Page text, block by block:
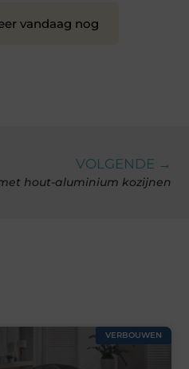
vandaag nog
VOLGENDE →
hout-aluminium kozijnen
VERBOUWEN